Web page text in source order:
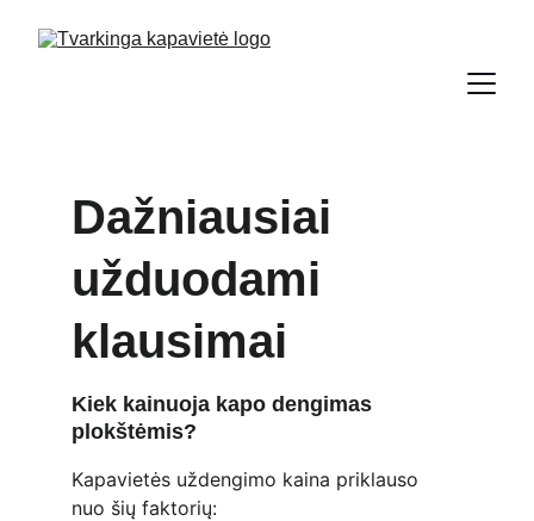
Dažniausiai
užduodami
klausimai
Kiek kainuoja kapo dengimas
plokštėmis?
Kapavietės uždengimo kaina priklauso
nuo šių faktorių: